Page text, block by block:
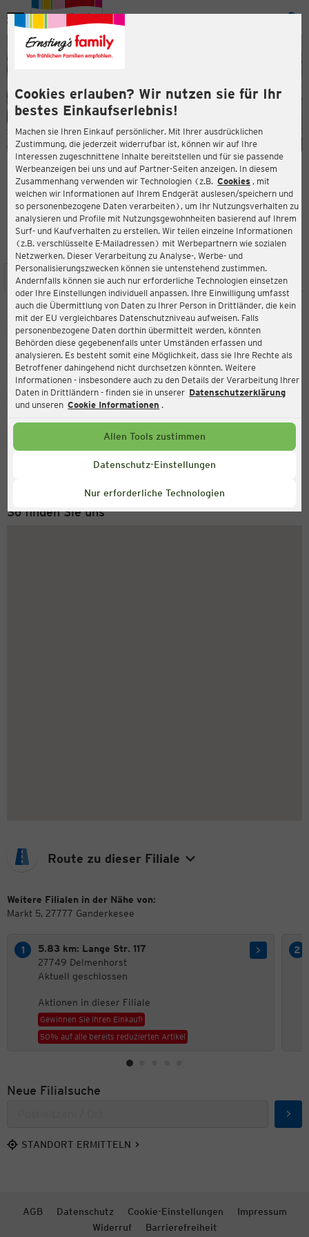
Cookies erlauben? Wir nutzen sie für Ihr
bestes Einkaufserlebnis!
Machen sie Ihren Einkauf persönlicher. Mit Ihrer ausdrücklichen
Zustimmung, die jederzeit widerrufbar ist, können wir auf Ihre
Interessen zugeschnittene Inhalte bereitstellen und für sie passende
Werbeanzeigen bei uns und auf Partner-Seiten anzeigen. In diesem
Zusammenhang verwenden wir Technologien (z.B. Cookies , mit
welchen wir Informationen auf Ihrem Endgerät auslesen/speichern und
so personenbezogene Daten verarbeiten), um Ihr Nutzungsverhalten zu
analysieren und Profile mit Nutzungsgewohnheiten basierend auf Ihrem
Surf- und Kaufverhalten zu erstellen. Wir teilen einzelne Informationen
(z.B. verschlüsselte E-Mailadressen) mit Werbepartnern wie sozialen
Netzwerken. Dieser Verarbeitung zu Analyse-, Werbe- und
Personalisierungszwecken können sie untenstehend zustimmen.
Andernfalls können sie auch nur erforderliche Technologien einsetzen
oder Ihre Einstellungen individuell anpassen. Ihre Einwilligung umfasst
auch die Übermittlung von Daten zu Ihrer Person in Drittländer, die kein
mit der EU vergleichbares Datenschutzniveau aufweisen. Falls
personenbezogene Daten dorthin übermittelt werden, könnten
Behörden diese gegebenenfalls unter Umständen erfassen und
analysieren. Es besteht somit eine Möglichkeit, dass sie Ihre Rechte als
Betroffener dahingehend nicht durchsetzen könnten. Weitere
Informationen - insbesondere auch zu den Details der Verarbeitung Ihrer
Daten in Drittländern - finden sie in unserer Datenschutzerklärung
und unseren Cookie Informationen .
Allen Tools zustimmen
Datenschutz-Einstellungen
Nur erforderliche Technologien
Menü
ERNSTING'S FAMILY FILIALE
Markt 5
27777 Ganderkesee
4,2
Bewertung:
STANDORT SERVICES SORTIMENT AKTIONEN
Ernsting's family
Markt 5, 27777 Ganderkesee
Aktuell:
Geschlossen
Service Hotline
+49 (0) 2546 / 98 999 98
So finden Sie uns
Route zu dieser Filiale
Weitere Filialen in der Nähe von:
Markt 5, 27777 Ganderkesee
5.83 km: Lange Str. 117
27749 Delmenhorst
Aktuell geschlossen
Aktionen in dieser Filiale
Gewinnen Sie Ihren Einkauf!
50% auf alle bereits reduzierten Artikel
Neue Filialsuche
STANDORT ERMITTELN
AGB Datenschutz Cookie-Einstellungen
Impressum
Widerruf
Barrierefreiheit